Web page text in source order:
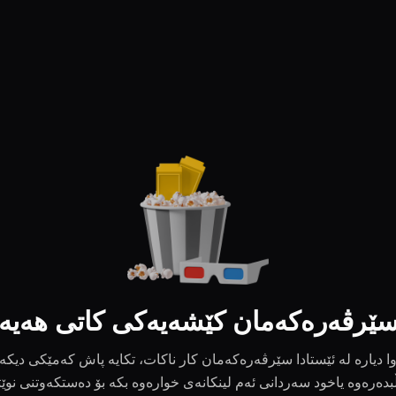
کێشەیەکی کاتی
وا دیارە لە ئێستادا سێرڤەرەکەمان کار ناکات، تکایە پاش کەمێکی دیکە
یاخود سەردانی ئەم لینکانەی خوارەوە بکە بۆ دەستکەوتنی